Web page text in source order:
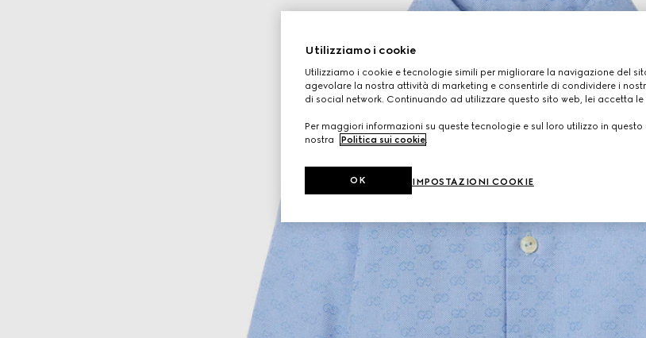
Utilizziamo i cookie
Utilizziamo i cookie e tecnologie simili per migliorare la navigazione del
agevolare la nostra attività di marketing e consentirle di condividere i
di social network. Continuando ad utilizzare questo sito web, lei accetta le
Per maggiori informazioni su queste tecnologie e sul loro utilizzo in
nostra
Politica sui cookie
IMPOSTAZIONI COOKIE
OK